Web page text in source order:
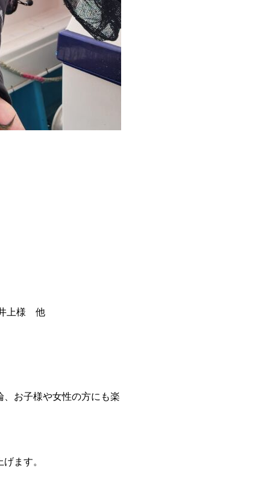
上様 他
お子様や女性の方にも楽
ます。